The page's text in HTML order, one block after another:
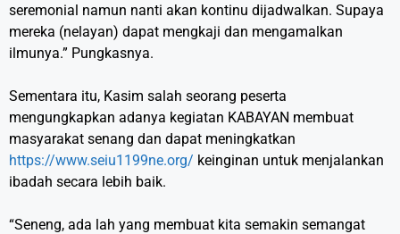
seremonial namun nanti akan kontinu dijadwalkan. Supaya
mereka (nelayan) dapat mengkaji dan mengamalkan
ilmunya.” Pungkasnya.
Sementara itu, Kasim salah seorang peserta
mengungkapkan adanya kegiatan KABAYAN membuat
masyarakat senang dan dapat meningkatkan
https://www.seiu1199ne.org/ keinginan untuk menjalankan
ibadah secara lebih baik.
“Seneng, ada lah yang membuat kita semakin semangat